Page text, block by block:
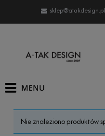
sklep@atakdesign.pl
Nie znaleziono produktów